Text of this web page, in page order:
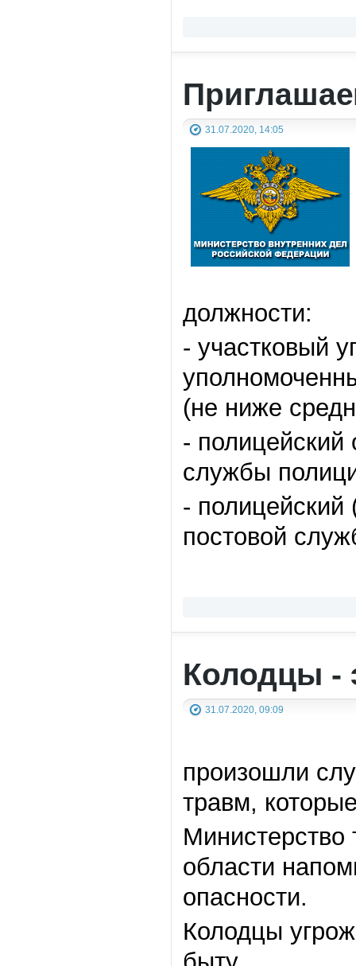
31.07.2020, 14:05
должности:
- участковый
(не ниже
- полицейский
службы
- полицейский
постовой
Колодцы -
31.07.2020, 09:09
произошли
травм,
Министерство
области
опасности.
Колодцы